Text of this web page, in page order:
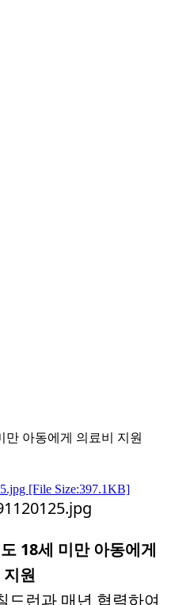
만 아동에게 의료비 지원
[File Size:397.1KB]
18세 미만 아동에게
원
드런과 매년 협력하여